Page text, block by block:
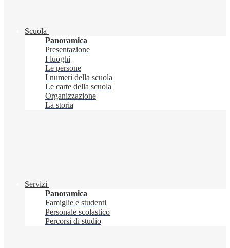
Scuola
Panoramica
Presentazione
I luoghi
Le persone
I numeri della scuola
Le carte della scuola
Organizzazione
La storia
Servizi
Panoramica
Famiglie e studenti
Personale scolastico
Percorsi di studio